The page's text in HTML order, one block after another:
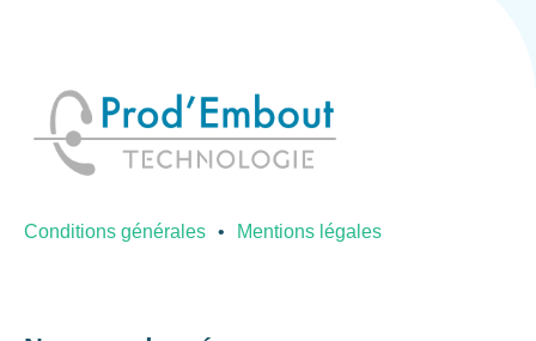
Conditions générales Mentions légales